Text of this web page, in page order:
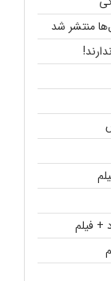
منتشر شد
+ فیلم